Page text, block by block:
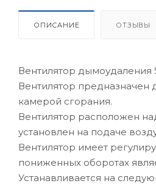
ОПИСАНИЕ ОТЗЫВЫ
Вентилятор дымоудаления
Вентилятор предназначен
камерой сгорания.
Вентилятор расположен
установлен на подаче
Вентилятор имеет
пониженных оборотах
Устанавливается на